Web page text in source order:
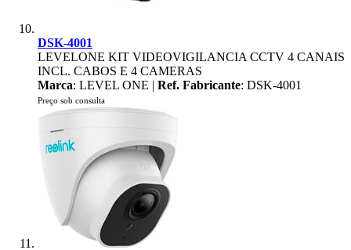
DSK-4001
LEVELONE KIT VIDEOVIGILANCIA CCTV 4 CANAIS
INCL. CABOS E 4 CAMERAS
Marca: LEVEL ONE | Ref. Fabricante: DSK-4001
Preço sob consulta